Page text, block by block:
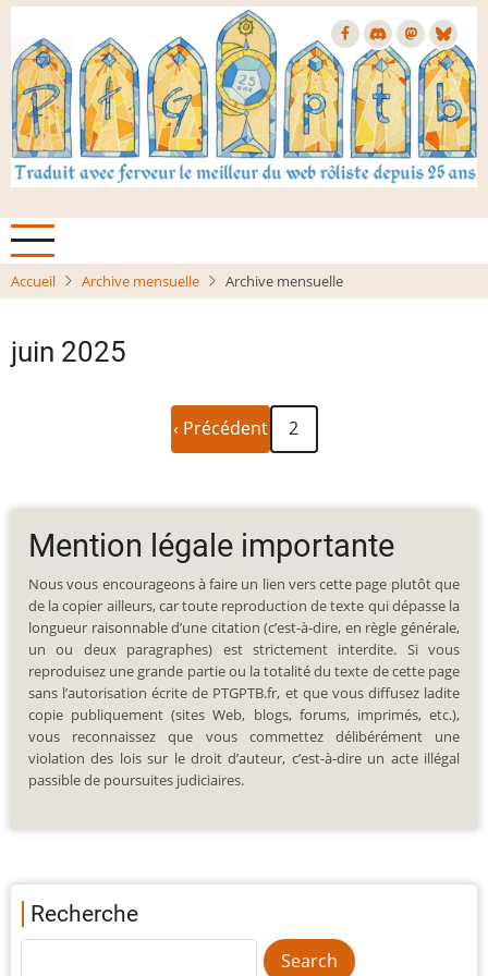
Aller
contenu
principal
Accueil Archive mensuelle Archive mensuelle
juin 2025
Page
précédente
‹ Précédent 2
Mention légale importante
Nous vous encourageons à faire un lien vers cette page plutôt que
de la copier ailleurs, car toute reproduction de texte qui dépasse la
longueur raisonnable d’une citation (c’est-à-dire, en règle générale,
un ou deux paragraphes) est strictement interdite. Si vous
reproduisez une grande partie ou la totalité du texte de cette page
sans l’autorisation écrite de PTGPTB.fr, et que vous diffusez ladite
copie publiquement (sites Web, blogs, forums, imprimés, etc.),
vous reconnaissez que vous commettez délibérément une
violation des lois sur le droit d’auteur, c’est-à-dire un acte illégal
passible de poursuites judiciaires.
Recherche